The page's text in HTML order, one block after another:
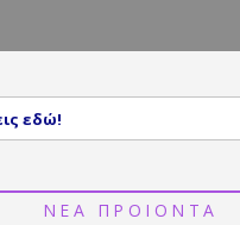
ΝΕΑ ΠΡΟΙΟΝΤΑ